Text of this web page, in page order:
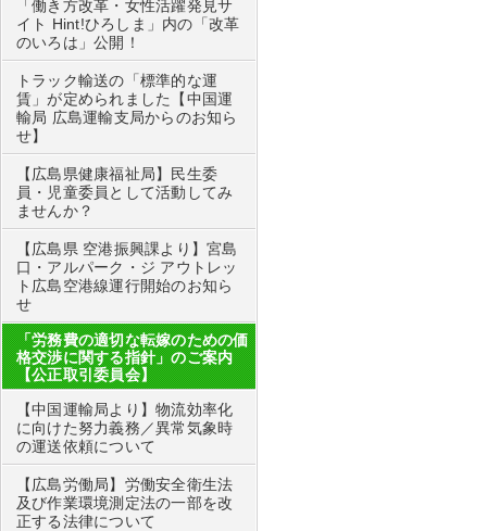
「働き方改革・女性活躍発見サ
イト Hint!ひろしま」内の「改革
のいろは」公開！
トラック輸送の「標準的な運
賃」が定められました【中国運
輸局 広島運輸支局からのお知ら
せ】
【広島県健康福祉局】民生委
員・児童委員として活動してみ
ませんか？
【広島県 空港振興課より】宮島
口・アルパーク・ジ アウトレッ
ト広島空港線運行開始のお知ら
せ
「労務費の適切な転嫁のための価
格交渉に関する指針」のご案内
【公正取引委員会】
【中国運輸局より】物流効率化
に向けた努力義務／異常気象時
の運送依頼について
【広島労働局】労働安全衛生法
及び作業環境測定法の一部を改
正する法律について